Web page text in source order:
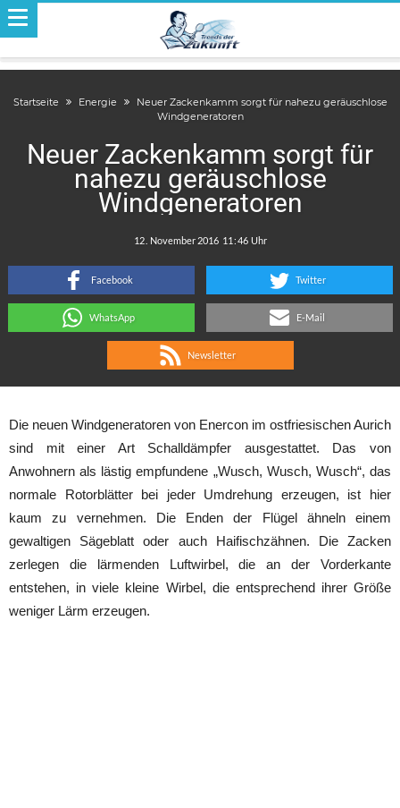
Startseite Energie
Neuer Zackenkamm sorgt für nahezu geräuschlose
Windgeneratoren
Neuer Zackenkamm sorgt für
nahezu geräuschlose
Windgeneratoren
:
Facebook Twitter
WhatsApp E-Mail
Newsletter
Die neuen Windgeneratoren von Enercon im ostfriesischen Aurich
sind mit einer Art Schalldämpfer ausgestattet. Das von
Anwohnern als lästig empfundene „Wusch, Wusch, Wusch“, das
normale Rotorblätter bei jeder Umdrehung erzeugen, ist hier
kaum zu vernehmen. Die Enden der Flügel ähneln einem
gewaltigen Sägeblatt oder auch Haifischzähnen. Die Zacken
zerlegen die lärmenden Luftwirbel, die an der Vorderkante
entstehen, in viele kleine Wirbel, die entsprechend ihrer Größe
weniger Lärm erzeugen.